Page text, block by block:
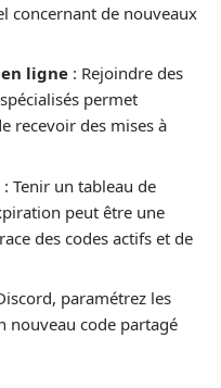
concernant de nouveaux
ligne : Rejoindre des
permet
recevoir des mises à
: Tenir un tableau de
peut être une
des codes actifs et de
paramétrez les
nouveau code partagé